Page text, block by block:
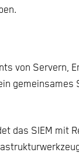
von Servern,
das SIEM mit